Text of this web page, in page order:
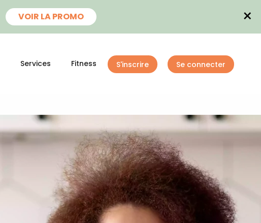
VOIR LA PROMO ×
Services Fitness S'inscrire Se connecter